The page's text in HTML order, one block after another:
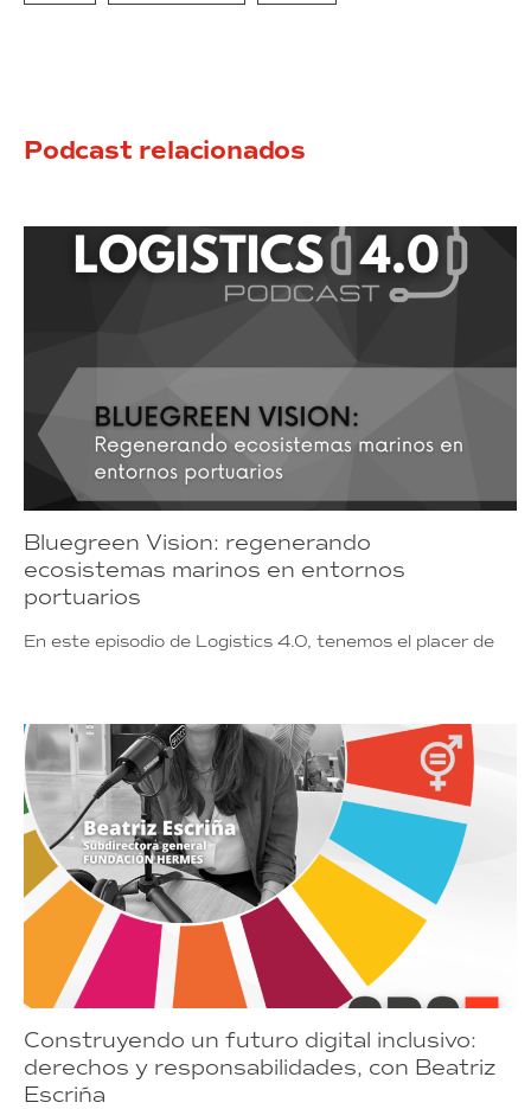
Podcast relacionados
Bluegreen Vision: regenerando
ecosistemas marinos en entornos
portuarios
En este episodio de Logistics 4.0, tenemos el placer de
Construyendo un futuro digital inclusivo:
derechos y responsabilidades, con Beatriz
Escriña